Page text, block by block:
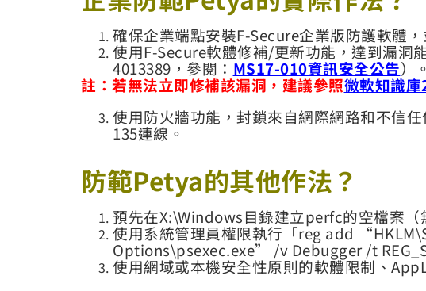
確保企業端點安裝F-Secure企業版防護軟體
使用F-Secure軟體修補/更新功能，達到漏洞
4013389，參閱： MS17-010資訊安全公告）。
註：若無法立即修補該漏洞，建議參照微軟知識
使用防火牆功能，封鎖來自網際網路和不信
135連線。
防範Petya的其他作法？
預先在X:\Windows目錄建立perfc的空檔案（
使用系統管理員權限執行「reg add
Options\psexec.exe” /v Debugger /t
使用網域或本機安全性原則的軟體限制、